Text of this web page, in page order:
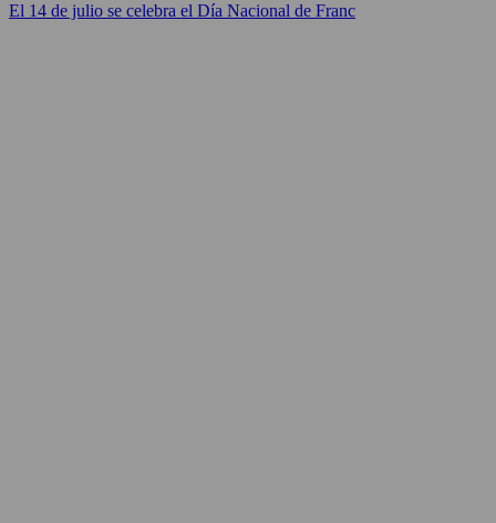
El 14 de julio se celebra el Día Nacional de Franc